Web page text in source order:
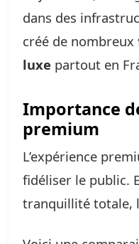
dans des
créé de nombreux
luxe partout en
Importance
premium
L’expérience
fidéliser le public.
tranquillité totale,